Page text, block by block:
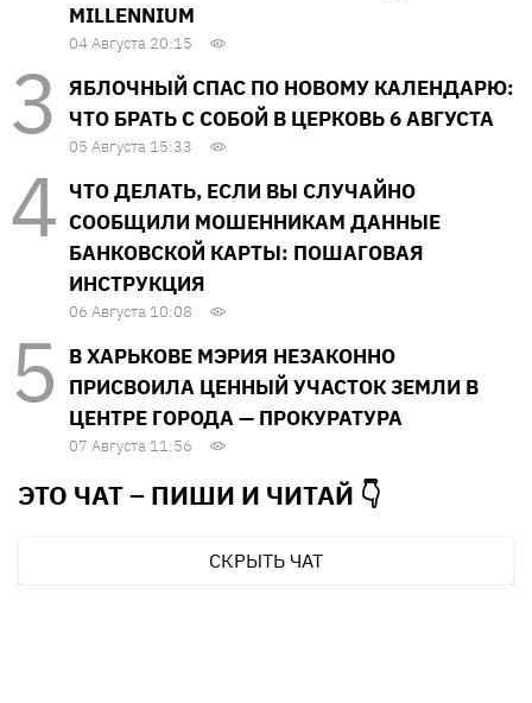
MILLENNIUM
04 Августа 20:15
ЯБЛОЧНЫЙ СПАС ПО НОВОМУ КАЛЕНДАРЮ:
ЧТО БРАТЬ С СОБОЙ В ЦЕРКОВЬ 6 АВГУСТА
05 Августа 15:33
ЧТО ДЕЛАТЬ, ЕСЛИ ВЫ СЛУЧАЙНО
СООБЩИЛИ МОШЕННИКАМ ДАННЫЕ
БАНКОВСКОЙ КАРТЫ: ПОШАГОВАЯ
ИНСТРУКЦИЯ
06 Августа 10:08
В ХАРЬКОВЕ МЭРИЯ НЕЗАКОННО
ПРИСВОИЛА ЦЕННЫЙ УЧАСТОК ЗЕМЛИ В
ЦЕНТРЕ ГОРОДА — ПРОКУРАТУРА
07 Августа 11:56
ЭТО ЧАТ – ПИШИ И ЧИТАЙ 👇
СКРЫТЬ ЧАТ